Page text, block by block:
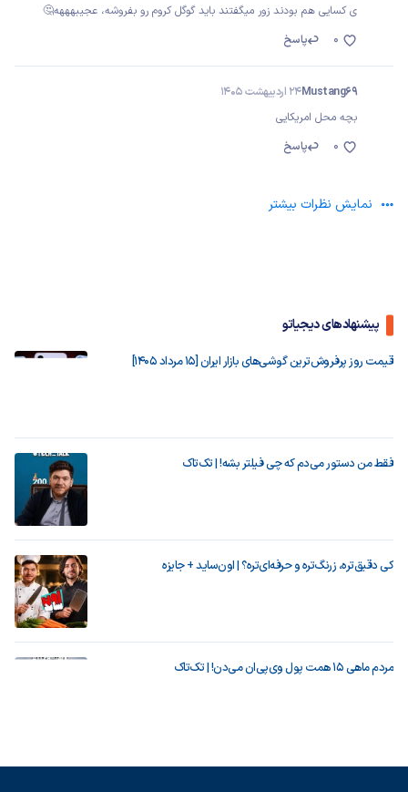
ی کسایی هم بودند زور میگفتند باید گوگل کروم رو بفروشه، عجیبهههه🤔
پاسخ
0
Mustang6924 اردیبهشت 1405
بچه محل امریکایی
پاسخ
0
نمایش نظرات بیشتر
پیشنهادهای دیجیاتو
قیمت روز پرفروش‌ترین گوشی‌های بازار ایران [15 مرداد 1405]
فقط من دستور می‌دم که چی فیلتر بشه! | تک‌تاک
کی دقیق‌تره، زرنگ‌تره و حرفه‌ای‌تره؟ | اون‌ساید + جایزه
مردم ماهی ۱۵ همت پول وی‌پی‌ان می‌دن! | تک‌تاک